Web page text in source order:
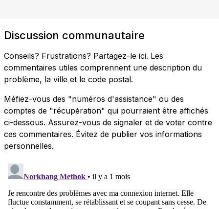
Discussion communautaire
Conseils? Frustrations? Partagez-le ici. Les
commentaires utiles comprennent une description du
problème, la ville et le code postal.
Méfiez-vous des "numéros d'assistance" ou des
comptes de "récupération" qui pourraient être affichés
ci-dessous. Assurez-vous de signaler et de voter contre
ces commentaires. Évitez de publier vos informations
personnelles.